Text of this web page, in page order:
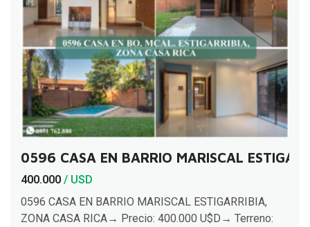
0596 CASA EN BARRIO MARISCAL
400.000 / USD
0596 CASA EN BARRIO MARISCAL ESTIGARRIBIA,
ZONA CASA RICA→ Precio: 400.000 U$D→ Terreno: